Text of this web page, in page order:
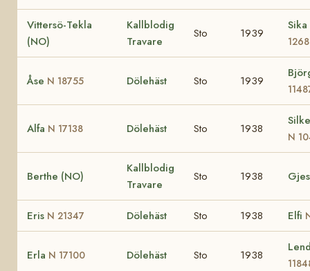
Vittersö-Tekla
(NO)
Kallblodig
Travare
Sto 1939
Sika
Åse N 18755 Dölehäst Sto 1939
Alfa N 17138 Dölehäst Sto 1938
N
Berthe (NO)
Kallblodig
Travare
Sto 1938
Eris N 21347 Dölehäst Sto 1938 Elfi
Erla N 17100 Dölehäst Sto 1938